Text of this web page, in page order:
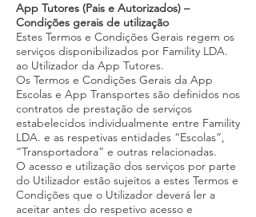
App Tutores (Pais e Autorizados) –
Condições gerais de utilização
Estes Termos e Condições Gerais regem os
serviços disponibilizados por Famility LDA.
ao Utilizador da App Tutores.
Os Termos e Condições Gerais da App
Escolas e App Transportes são definidos nos
contratos de prestação de serviços
estabelecidos individualmente entre Famility
LDA. e as respetivas entidades “Escolas”,
“Transportadora” e outras relacionadas.
O acesso e utilização dos serviços por parte
do Utilizador estão sujeitos a estes Termos e
Condições que o Utilizador deverá ler a
aceitar antes do respetivo acesso e